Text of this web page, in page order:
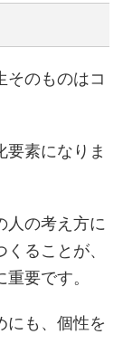
そのものはコ
要素になりま
人の考え方に
ることが、
要です。
にも、個性を